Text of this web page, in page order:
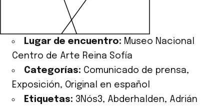
Lugar de encuentro: Museo Nacional
Centro de Arte Reina Sofía
Categorías: Comunicado de prensa,
Exposición, Original en español
Etiquetas: 3Nós3, Abderhalden, Adrián